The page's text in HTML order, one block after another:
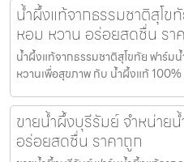
น้ำผึ้งแท้จากธรรมชาติสุโ
หอม หวาน อร่อยสดชื่น รา
น้ำผึ้งแท้จากธรรมชาติสุโขทัย ฟาร์ม
หวานเพื่อสุขภาพ กับ น้ำผึ้งแท้ 100%
ขายน้ำผึ้งบุรีรัมย์ จำหน่าย
อร่อยสดชื่น ราคาถูก